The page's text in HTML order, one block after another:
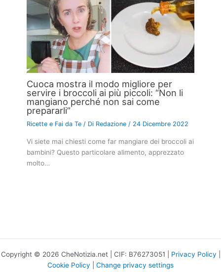
Cuoca mostra il modo migliore per
servire i broccoli ai più piccoli: “Non li
mangiano perché non sai come
prepararli”
Ricette e Fai da Te / Di Redazione/ 24 Dicembre 2022
Vi siete mai chiesti come far mangiare dei broccoli ai
bambini? Questo particolare alimento, apprezzato
molto…
Copyright © 2026 CheNotizia.net | CIF: B76273051 | Privacy Policy
Cookie Policy
Change privacy settings